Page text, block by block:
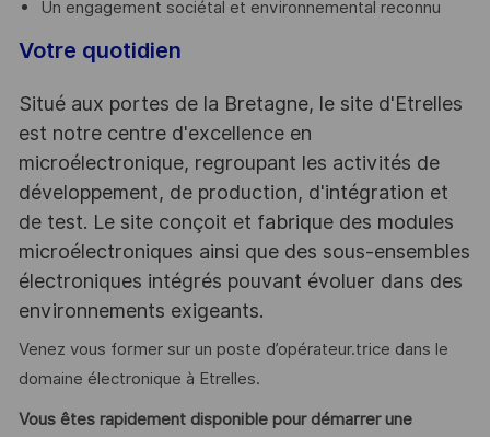
Un engagement sociétal et environnemental reconnu
Votre quotidien
Situé aux portes de la Bretagne, le site d'Etrelles
est notre centre d'excellence en
microélectronique, regroupant les activités de
développement, de production, d'intégration et
de test. Le site conçoit et fabrique des modules
microélectroniques ainsi que des sous-ensembles
électroniques intégrés pouvant évoluer dans des
environnements exigeants.
Venez vous former sur un poste d’opérateur.trice dans le
domaine électronique à Etrelles.
Vous êtes rapidement disponible pour démarrer une